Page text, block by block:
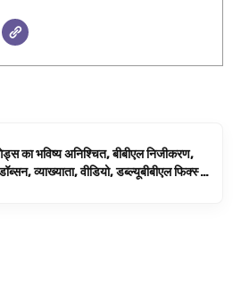
का भविष्य अनिश्चित, बीबीएल निजीकरण,
व्याख्याता, वीडियो, डब्ल्यूबीबीएल फिक्स्चर